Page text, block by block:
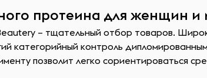
протеина для женщин
– тщательный отбор товаров.
категорийный контроль
позволит легко сориентироваться